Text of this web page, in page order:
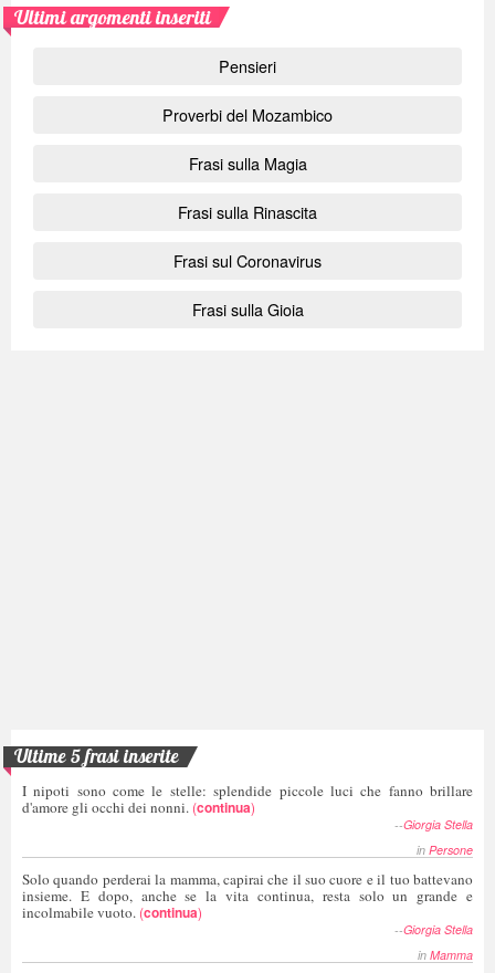
Ultimi argomenti inseriti
Pensieri
Proverbi del Mozambico
Frasi sulla Magia
Frasi sulla Rinascita
Frasi sul Coronavirus
Frasi sulla Gioia
Ultime 5 frasi inserite
I nipoti sono come le stelle: splendide piccole luci che fanno brillare
d'amore gli occhi dei nonni. (continua)
--Giorgia Stella
in Persone
Solo quando perderai la mamma, capirai che il suo cuore e il tuo battevano
insieme. E dopo, anche se la vita continua, resta solo un grande e
incolmabile vuoto. (continua)
--Giorgia Stella
in Mamma